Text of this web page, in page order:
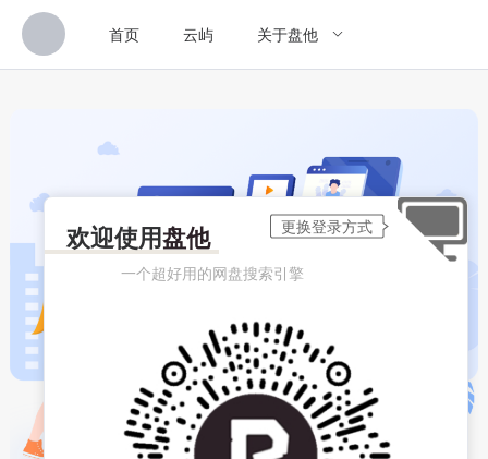
首页 云屿 关于盘他
欢迎使用盘他
一个超好用的网盘搜索引擎